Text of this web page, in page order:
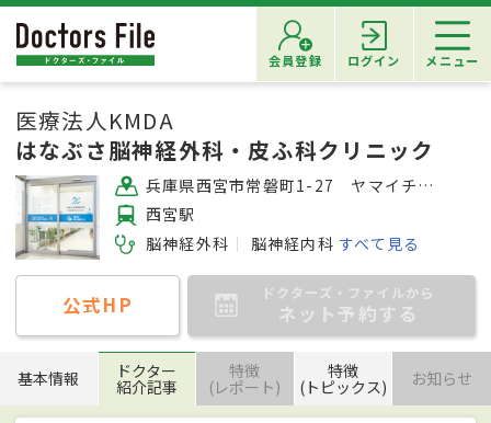
会員登録 ログイン メニュー
医療法人KMDA
はなぶさ脳神経外科・皮ふ科クリニック
兵庫県西宮市常磐町1-27 ヤマイチPLAZA さくら夙川 2F
西宮駅
脳神経外科
脳神経内科 すべて見る
公式HP ドクターズ・ファイルから
ネット予約する
基本情報 ドクター
紹介記事
特徴
(レポート)
特徴
(トピックス) お知らせ